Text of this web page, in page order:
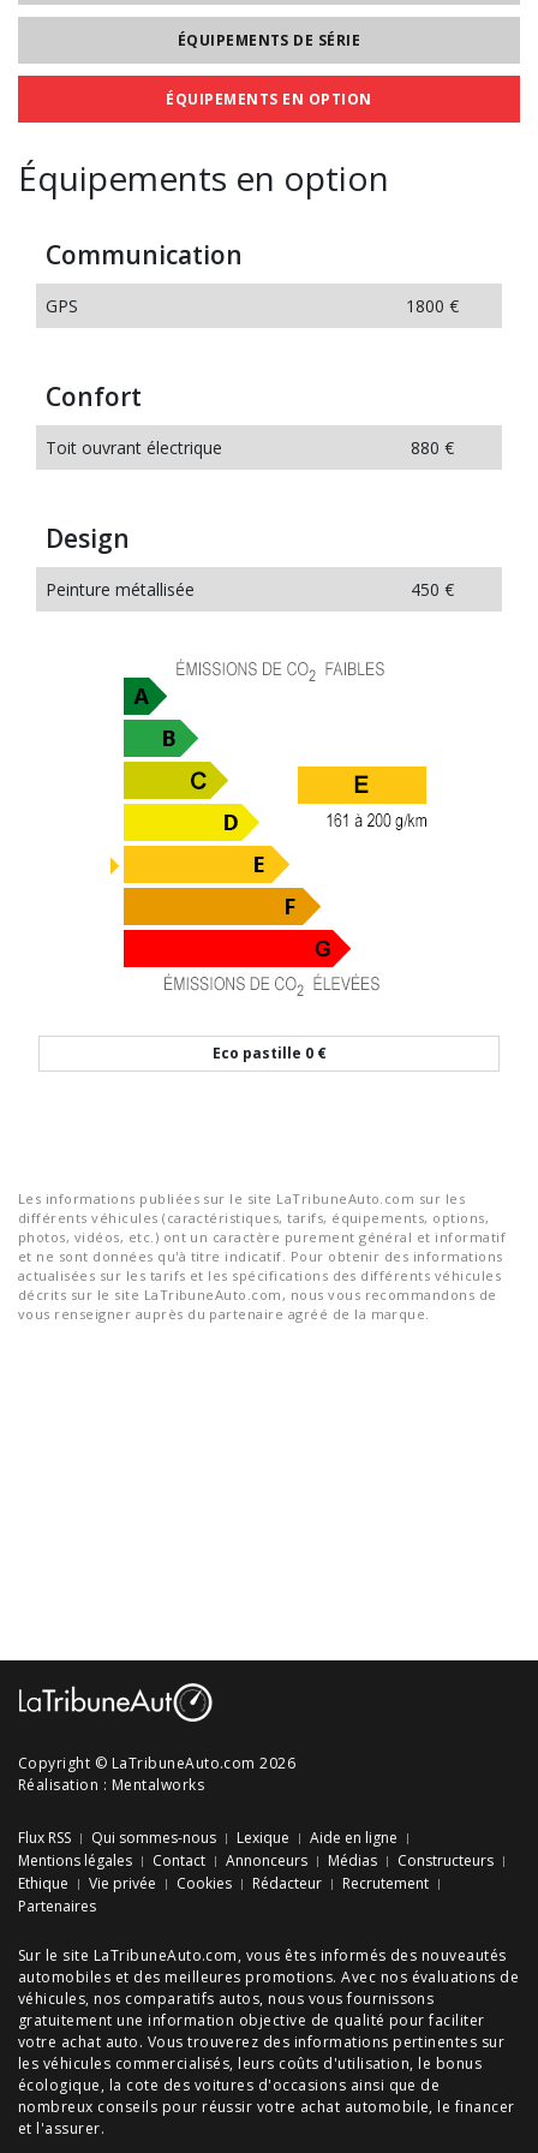
ÉQUIPEMENTS DE SÉRIE
ÉQUIPEMENTS EN OPTION
Équipements en option
Communication
GPS 1800 €
Confort
Toit ouvrant électrique 880 €
Design
Peinture métallisée 450 €
Eco pastille 0 €
Les informations publiées sur le site LaTribuneAuto.com sur les
différents véhicules (caractéristiques, tarifs, équipements, options,
photos, vidéos, etc.) ont un caractère purement général et informatif
et ne sont données qu'à titre indicatif. Pour obtenir des informations
actualisées sur les tarifs et les spécifications des différents véhicules
décrits sur le site LaTribuneAuto.com, nous vous recommandons de
vous renseigner auprès du partenaire agréé de la marque.
Copyright © LaTribuneAuto.com 2026
Réalisation : Mentalworks
Flux RSS Qui sommes-nous Lexique
Aide en ligne
Mentions légales
Contact Annonceurs Médias
Constructeurs
Ethique
Vie privée Cookies Rédacteur
Recrutement
Partenaires
Sur le site LaTribuneAuto.com, vous êtes informés des nouveautés
automobiles et des meilleures promotions. Avec nos évaluations de
véhicules, nos comparatifs autos, nous vous fournissons
gratuitement une information objective de qualité pour faciliter
votre achat auto. Vous trouverez des informations pertinentes sur
les véhicules commercialisés, leurs coûts d'utilisation, le bonus
écologique, la cote des voitures d'occasions ainsi que de
nombreux conseils pour réussir votre achat automobile, le financer
et l'assurer.